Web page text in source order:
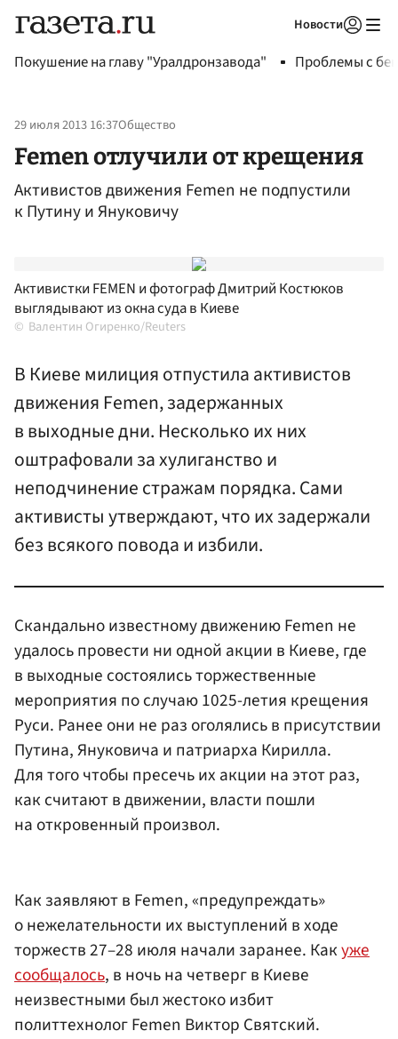
Новости
Покушение на главу "Уралдронзавода" Проблемы с
29 июля 2013 16:37Общество
Femen отлучили от крещения
Активистов движения Femen не подпустили
к Путину и Януковичу
Активистки FEMEN и фотограф Дмитрий Костюков
выглядывают из окна суда в Киеве
Валентин Огиренко/Reuters
В Киеве милиция отпустила активистов
движения Femen, задержанных
в выходные дни. Несколько их них
оштрафовали за хулиганство и
неподчинение стражам порядка. Сами
активисты утверждают, что их задержали
без всякого повода и избили.
Скандально известному движению Femen не
удалось провести ни одной акции в Киеве, где
в выходные состоялись торжественные
мероприятия по случаю 1025-летия крещения
Руси. Ранее они не раз оголялись в присутствии
Путина, Януковича и патриарха Кирилла.
Для того чтобы пресечь их акции на этот раз,
как считают в движении, власти пошли
на откровенный произвол.
Как заявляют в Femen, «предупреждать»
о нежелательности их выступлений в ходе
торжеств 27–28 июля начали заранее. Какуже
сообщалось, в ночь на четверг в Киеве
неизвестными был жестоко избит
политтехнолог Femen Виктор Святский.